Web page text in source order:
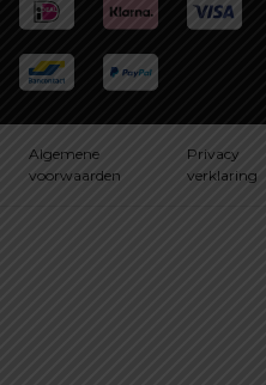
Algemene
voorwaarden
Privacy
verklaring